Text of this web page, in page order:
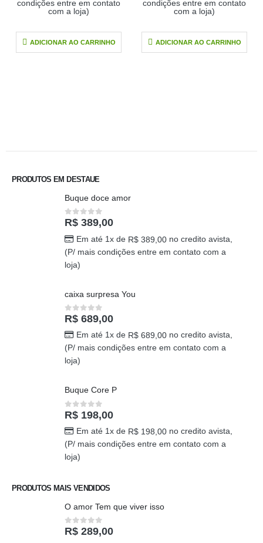
condições entre em contato
com a loja)
ADICIONAR AO CARRINHO
condições entre em contato
com a loja)
ADICIONAR AO CARRINHO
PRODUTOS EM DESTAUE
Buque doce amor
0out of 5
R$ 389,00
Em até 1x de R$389,00no credito avista,
(P/ mais condições entre em contato com a
loja)
caixa surpresa You
0out of 5
R$ 689,00
Em até 1x de R$689,00no credito avista,
(P/ mais condições entre em contato com a
loja)
Buque Core P
0out of 5
R$ 198,00
Em até 1x de R$198,00no credito avista,
(P/ mais condições entre em contato com a
loja)
PRODUTOS MAIS VENDIDOS
O amor Tem que viver isso
0out of 5
R$ 289,00